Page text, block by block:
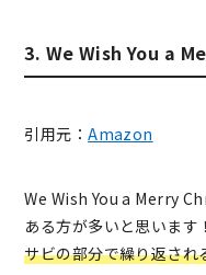
3. We Wish You a
引用元：Amazon
We Wish You a Merry
ある方が多いと思います！
サビの部分で繰り返され